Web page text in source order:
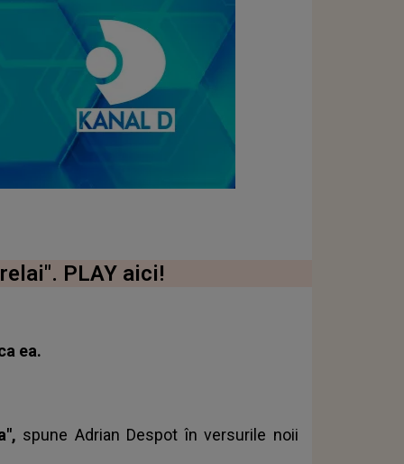
PLAY aici!
ea.
spune Adrian Despot în versurile noii